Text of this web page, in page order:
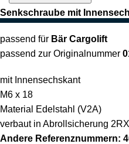
Senkschraube mit
passend für Bär Cargolift
passend zur Originalnummer
mit Innensechskant
M6 x 18
Material Edelstahl (V2A)
verbaut in Abrollsicherung
Andere Referenznummern: